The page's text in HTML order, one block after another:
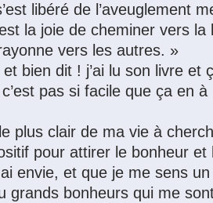
libéré de l’aveuglement
la joie de cheminer vers
vers les autres. »
et bien dit ! j’ai lu son livre et
pas si facile que ça en à
plus clair de ma vie à
pour attirer le bonheur et
ai envie, et que je me sens
grands bonheurs qui me